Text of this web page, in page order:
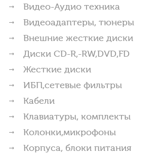
Видео-Аудио техника
Видеоадаптеры, тюнеры
Внешние жесткие диски
Диски CD-R,-RW,DVD,FD
Жесткие диски
ИБП,сетевые фильтры
Кабели
Клавиатуры, комплекты
Колонки,микрофоны
Корпуса, блоки питания